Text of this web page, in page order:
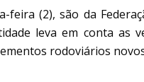
feira (2), são da
leva em conta as
rodoviários